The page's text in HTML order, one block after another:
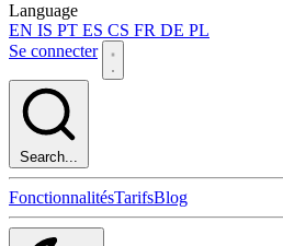
Language
EN IS PT ES CS FR DE PL
Se connecter
Search...
FonctionnalitésTarifsBlog